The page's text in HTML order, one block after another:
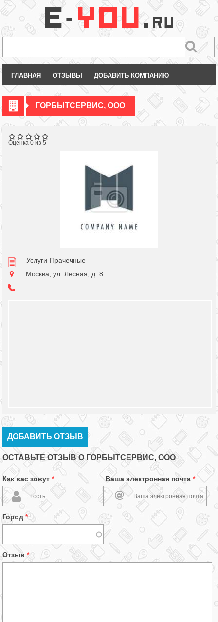
ГЛАВНАЯ ОТЗЫВЫ ДОБАВИТЬ КОМПАНИЮ
ГОРБЫТСЕРВИС, ООО
Оценка 0 из 5
Услуги Прачечные
Москва, ул. Лесная, д. 8
ДОБАВИТЬ ОТЗЫВ
ОСТАВЬТЕ ОТЗЫВ О ГОРБЫТСЕРВИС, ООО
Как вас зовут * Ваша электронная почта *
Город *
Отзыв *